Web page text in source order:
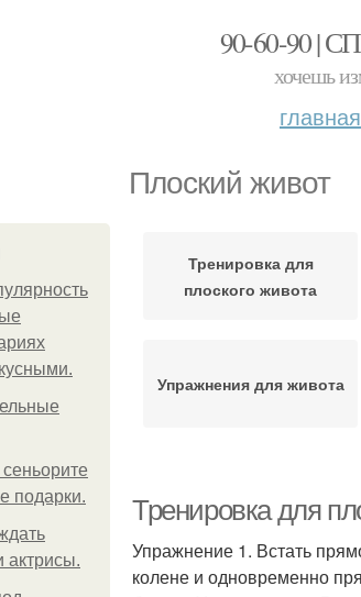
90-60-90 |
хочешь
главная
Плоский живот
подарки.
актрисы.
Тренировка для
плоского живота
Упражнения для живота
Тренировка для
Упражнение 1. Встать
колене и одновременно